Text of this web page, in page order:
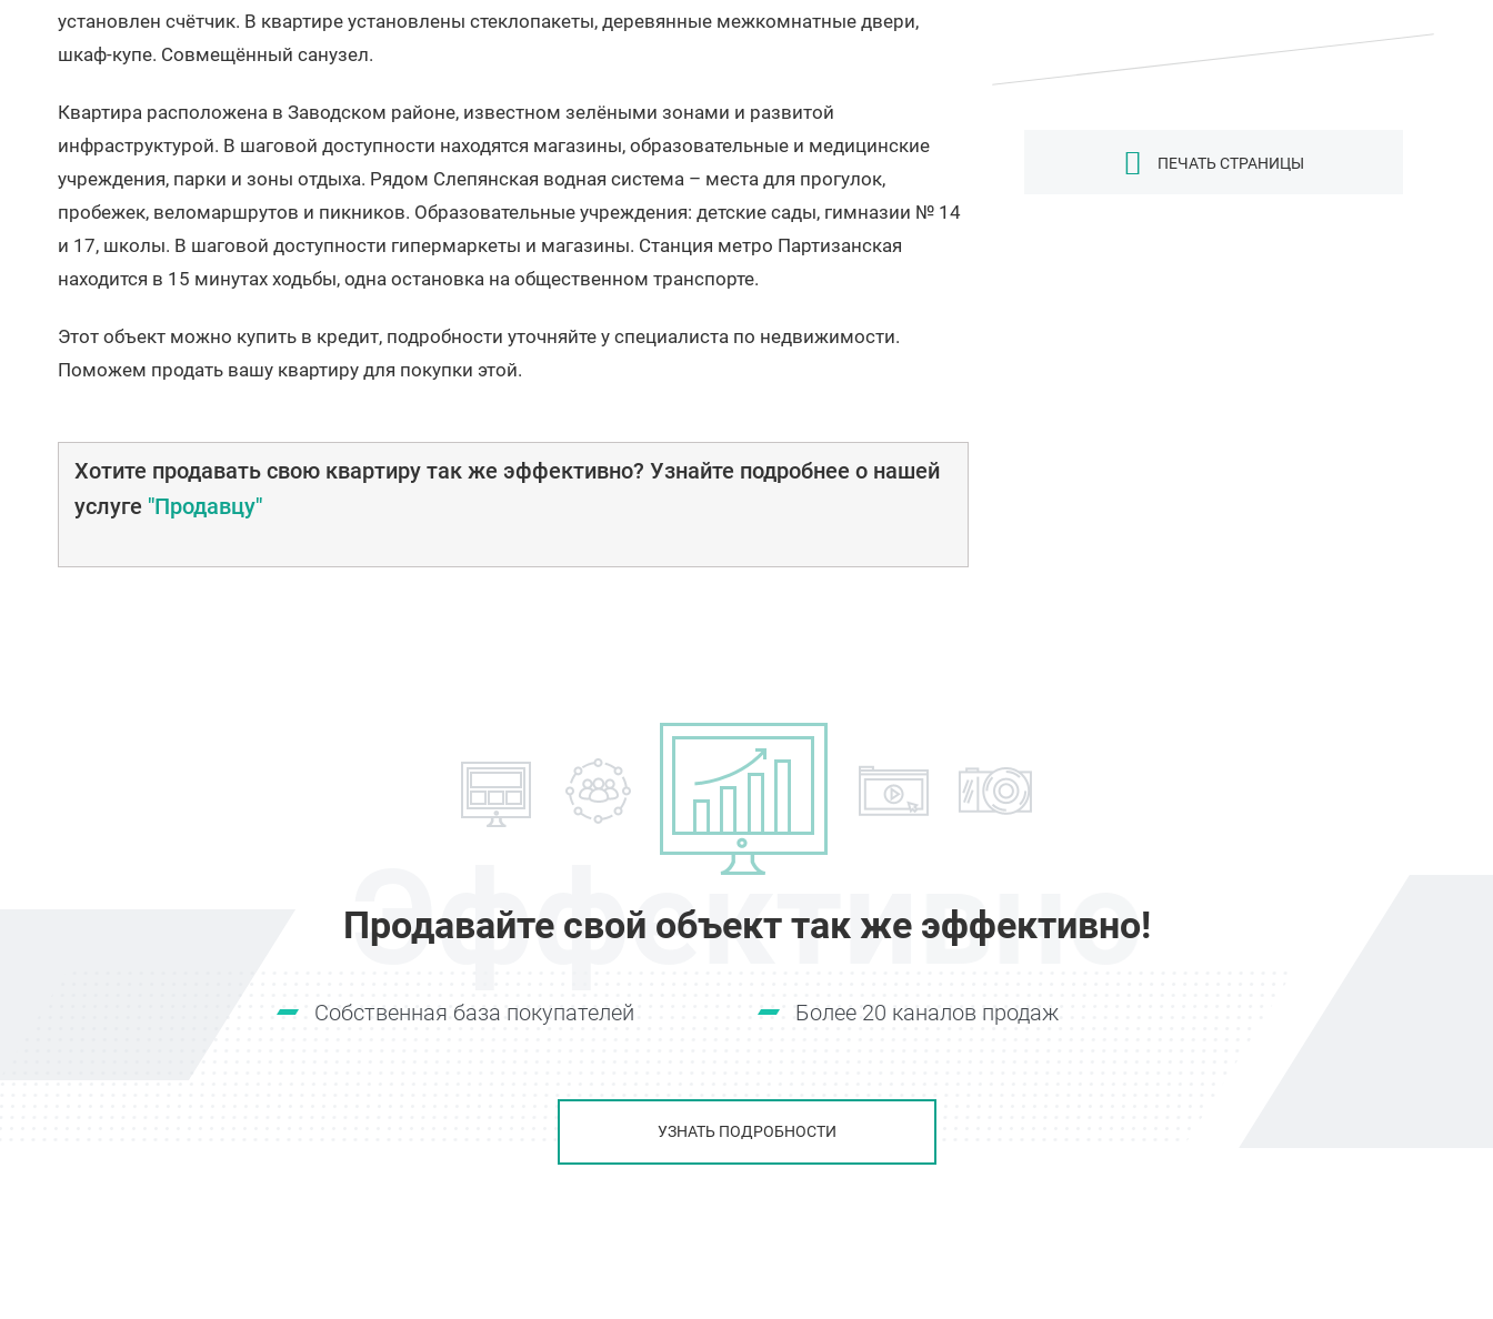
установлен счётчик. В квартире установлены стеклопакеты, деревянные межкомнатные двери,
шкаф-купе. Совмещённый санузел.
Квартира расположена в Заводском районе, известном зелёными зонами и развитой
инфраструктурой. В шаговой доступности находятся магазины, образовательные и медицинские
учреждения, парки и зоны отдыха. Рядом Слепянская водная система – места для прогулок,
пробежек, веломаршрутов и пикников. Образовательные учреждения: детские сады, гимназии № 14
и 17, школы. В шаговой доступности гипермаркеты и магазины. Станция метро Партизанская
находится в 15 минутах ходьбы, одна остановка на общественном транспорте.
Этот объект можно купить в кредит, подробности уточняйте у специалиста по недвижимости.
Поможем продать вашу квартиру для покупки этой.
Хотите продавать свою квартиру так же эффективно? Узнайте подробнее о нашей
услуге "Продавцу"
ПЕЧАТЬ СТРАНИЦЫ
Продавайте свой объект так же эффективно!
Эффективно
Собственная база покупателей Более 20 каналов продаж
УЗНАТЬ ПОДРОБНОСТИ